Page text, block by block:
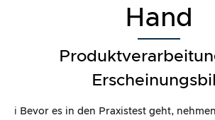
Hand
ℹ️ Bevor es in den Praxistest geht,